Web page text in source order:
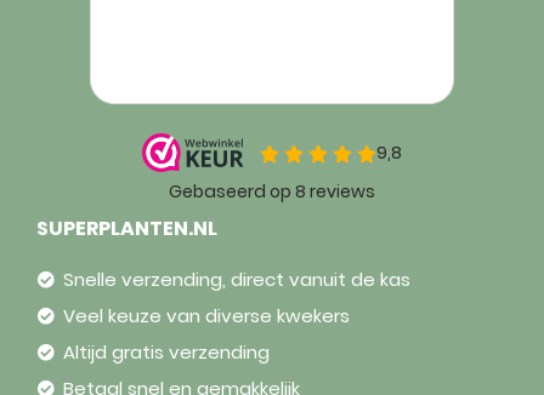
SUPERPLANTEN.NL
Snelle verzending, direct vanuit de kas
Veel keuze van diverse kwekers
Altijd gratis verzending
Betaal snel en gemakkelijk